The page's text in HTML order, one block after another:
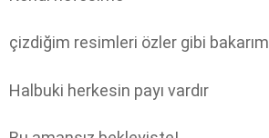
çizdiğim resimleri özler gibi bakarım
Halbuki herkesin payı vardır